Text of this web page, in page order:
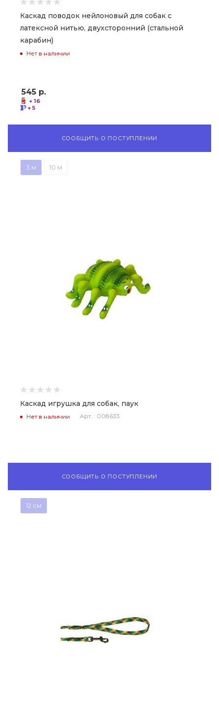
Каскад поводок нейлоновый для собак с
латексной нитью, двухсторонний (стальной
карабин)
Нет в наличии
545 р.
+ 16
+ 5
СООБЩИТЬ О ПОСТУПЛЕНИИ
3 м 10 м
Каскад игрушка для собак, паук
Нет в наличии Арт. : 008633
СООБЩИТЬ О ПОСТУПЛЕНИИ
12 см